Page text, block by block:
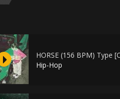
HORSE (156 BPM) Type
Hip-Hop